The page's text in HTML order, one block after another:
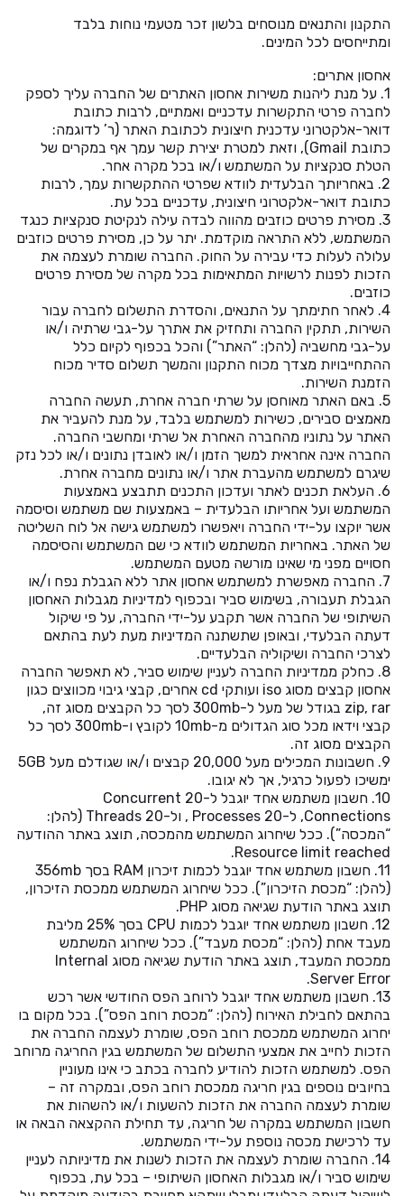
התקנון והתנאים מנוסחים בלשון זכר מטעמי נוחות בלבד
ומתייחסים לכל המינים.
אחסון אתרים:
1. על מנת ליהנות משירות אחסון האתרים של החברה עליך לספק
לחברה פרטי התקשרות עדכניים ואמתיים, לרבות כתובת
דואר-אלקטרוני עדכנית חיצונית לכתובת האתר (ר’ לדוגמה:
כתובת Gmail), וזאת למטרת יצירת קשר עמך אף במקרים של
הטלת סנקציות על המשתמש ו/או בכל מקרה אחר.
2. באחריותך הבלעדית לוודא שפרטי ההתקשרות עמך, לרבות
כתובת דואר-אלקטרוני חיצונית, עדכניים בכל עת.
3. מסירת פרטים כוזבים מהווה לבדה עילה לנקיטת סנקציות כנגד
המשתמש, ללא התראה מוקדמת. יתר על כן, מסירת פרטים כוזבים
עלולה לעלות כדי עבירה על החוק. החברה שומרת לעצמה את
הזכות לפנות לרשויות המתאימות בכל מקרה של מסירת פרטים
כוזבים.
4. לאחר חתימתך על התנאים, והסדרת התשלום לחברה עבור
השירות, תתקין החברה ותחזיק את אתרך על-גבי שרתיה ו/או
על-גבי מחשביה (להלן: “האתר”) והכל בכפוף לקיום כלל
ההתחייבויות מצדך מכוח התקנון והמשך תשלום סדיר מכוח
הזמנת השירות.
5. באם האתר מאוחסן על שרתי חברה אחרת, תעשה החברה
מאמצים סבירים, כשירות למשתמש בלבד, על מנת להעביר את
האתר על נתוניו מהחברה האחרת אל שרתי ומחשבי החברה.
החברה אינה אחראית למשך הזמן ו/או לאובדן נתונים ו/או לכל נזק
שיגרם למשתמש מהעברת אתר ו/או נתונים מחברה אחרת.
6. העלאת תכנים לאתר ועדכון התכנים תתבצע באמצעות
המשתמש ועל אחריותו הבלעדית – באמצעות שם משתמש וסיסמה
אשר יוקצו על-ידי החברה ויאפשרו למשתמש גישה אל לוח השליטה
של האתר. באחריות המשתמש לוודא כי שם המשתמש והסיסמה
חסויים מפני מי שאינו מורשה מטעם המשתמש.
7. החברה מאפשרת למשתמש אחסון אתר ללא הגבלת נפח ו/או
הגבלת תעבורה, בשימוש סביר ובכפוף למדיניות מגבלות האחסון
השיתופי של החברה אשר תקבע על-ידי החברה, על פי שיקול
דעתה הבלעדי, ובאופן שתשתנה המדיניות מעת לעת בהתאם
לצרכי החברה ושיקוליה הבלעדיים.
8. כחלק ממדיניות החברה לעניין שימוש סביר, לא תאפשר החברה
אחסון קבצים מסוג iso ועותקי cd אחרים, קבצי גיבוי מכווצים כגון
zip, rar בגודל של מעל ל-300mb לסך כל הקבצים מסוג זה,
קבצי וידאו מכל סוג הגדולים מ-10mb לקובץ ו-300mb לסך כל
הקבצים מסוג זה.
9. חשבונות המכילים מעל 20,000 קבצים ו/או שגודלם מעל 5GB
ימשיכו לפעול כרגיל, אך לא יגובו.
10. חשבון משתמש אחד יוגבל ל-20 Concurrent
Connections, ל-20 Processes , ול-20 Threads (להלן:
“המכסה”). ככל שיחרוג המשתמש מהמכסה, תוצג באתר ההודעה
Resource limit reached.
11. חשבון משתמש אחד יוגבל לכמות זיכרון RAM בסך 356mb
(להלן: “מכסת הזיכרון”). ככל שיחרוג המשתמש ממכסת הזיכרון,
תוצג באתר הודעת שגיאה מסוג PHP.
12. חשבון משתמש אחד יוגבל לכמות CPU בסך 25% מליבת
מעבד אחת (להלן: “מכסת מעבד”). ככל שיחרוג המשתמש
ממכסת המעבד, תוצג באתר הודעת שגיאה מסוג Internal
Server Error.
13. חשבון משתמש אחד יוגבל לרוחב הפס החודשי אשר רכש
בהתאם לחבילת האירוח (להלן: “מכסת רוחב הפס”). בכל מקום בו
יחרוג המשתמש ממכסת רוחב הפס, שומרת לעצמה החברה את
הזכות לחייב את אמצעי התשלום של המשתמש בגין החריגה מרוחב
הפס. למשתמש הזכות להודיע לחברה בכתב כי אינו מעוניין
בחיובים נוספים בגין חריגה ממכסת רוחב הפס, ובמקרה זה –
שומרת לעצמה החברה את הזכות להשעות ו/או להשהות את
חשבון המשתמש במקרה של חריגה, עד תחילת ההקצאה הבאה או
עד לרכישת מכסה נוספת על-ידי המשתמש.
14. החברה שומרת לעצמה את הזכות לשנות את מדיניותה לעניין
שימוש סביר ו/או מגבלות האחסון השיתופי – בכל עת, בכפוף